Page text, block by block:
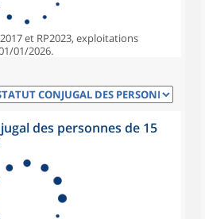
et RP2023, exploitations
01/2026.
des personnes de 15